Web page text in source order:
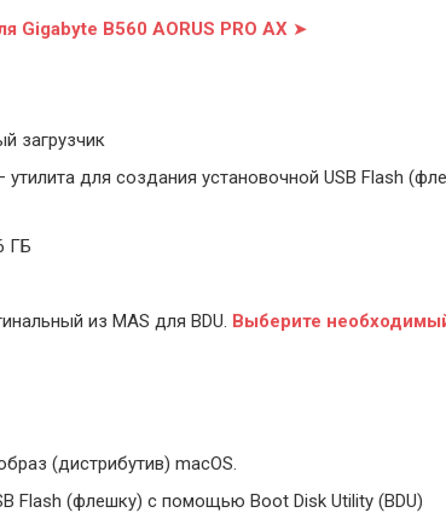
Gigabyte B560 AORUS PRO AX ➤
загрузчик
утилита для создания установочной USB Flash
ГБ
из MAS для BDU. Выберите
(дистрибутив) macOS.
Flash (флешку) с помощью Boot Disk Utility (BDU)